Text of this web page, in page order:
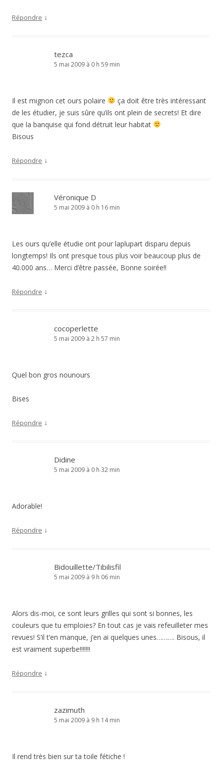
Répondre ↓
tezca
5 mai 2009 à 0 h 59 min
Il est mignon cet ours polaire
ça doit être très intéressant
de les étudier, je suis sûre qu’ils ont plein de secrets! Et dire
que la banquise qui fond détruit leur habitat
Bisous
Répondre ↓
Véronique D
5 mai 2009 à 0 h 16 min
Les ours qu’elle étudie ont pour laplupart disparu depuis
longtemps! Ils ont presque tous plus voir beaucoup plus de
40.000 ans… Merci d’être passée, Bonne soirée!!
Répondre ↓
cocoperlette
5 mai 2009 à 2 h 57 min
Quel bon gros nounours
Bises
Répondre ↓
Didine
5 mai 2009 à 0 h 32 min
Adorable!
Répondre ↓
Bidouillette/Tibilisfil
5 mai 2009 à 9 h 06 min
Alors dis-moi, ce sont leurs grilles qui sont si bonnes, les
couleurs que tu emploies? En tout cas je vais refeuilleter mes
revues! S’il t’en manque, j’en ai quelques unes………. Bisous, il
est vraiment superbe!!!!!!!
Répondre ↓
zazimuth
5 mai 2009 à 9 h 14 min
Il rend très bien sur ta toile fétiche !